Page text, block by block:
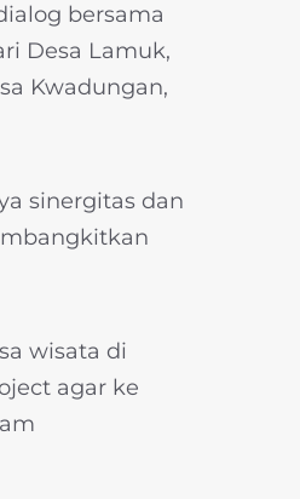
bersama
Desa Lamuk,
Kwadungan,
sinergitas dan
wisata di
agar ke